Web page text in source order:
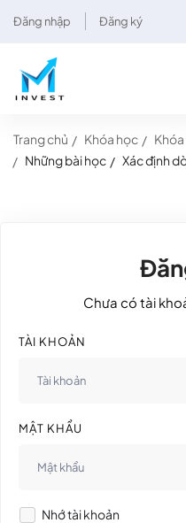
Đăng nhập Đăng ký
Trang chủ Khóa học
Những bài học
Xác định
Chưa có tài
TÀI KHOẢN
MẬT KHẨU
Nhớ tài khoản